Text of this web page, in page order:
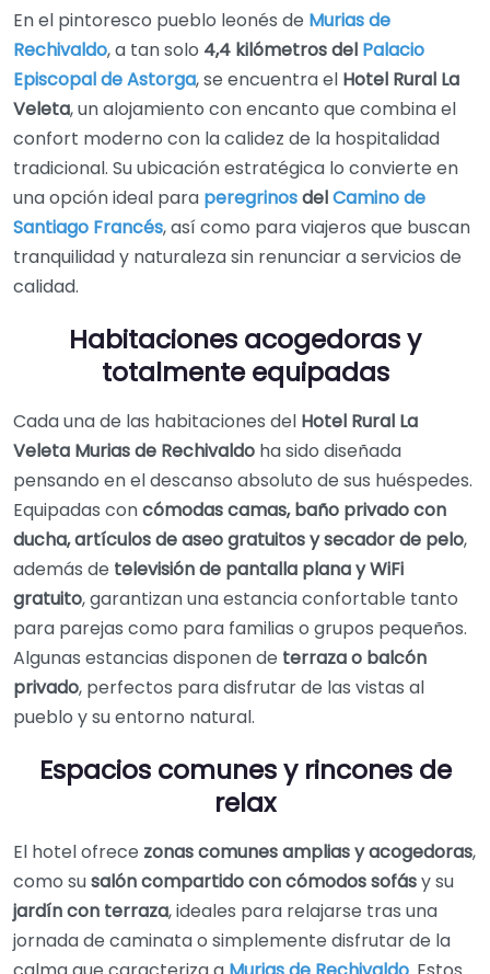
En el pintoresco pueblo leonés de Murias de
Rechivaldo, a tan solo 4,4 kilómetros del Palacio
Episcopal de Astorga, se encuentra el Hotel Rural La
Veleta, un alojamiento con encanto que combina el
confort moderno con la calidez de la hospitalidad
tradicional. Su ubicación estratégica lo convierte en
una opción ideal para peregrinosdelCamino de
Santiago Francés, así como para viajeros que buscan
tranquilidad y naturaleza sin renunciar a servicios de
calidad.
Habitaciones acogedoras y
totalmente equipadas
Cada una de las habitaciones del Hotel Rural La
Veleta Murias de Rechivaldo ha sido diseñada
pensando en el descanso absoluto de sus huéspedes.
Equipadas concómodas camas, baño privado con
ducha, artículos de aseo gratuitos y secador de pelo,
además de televisión de pantalla plana y WiFi
gratuito, garantizan una estancia confortable tanto
para parejas como para familias o grupos pequeños.
Algunas estancias disponen de terraza o balcón
privado, perfectos para disfrutar de las vistas al
pueblo y su entorno natural.
Espacios comunes y rincones de
relax
El hotel ofrece zonas comunes amplias y acogedoras,
como susalón compartido con cómodos sofásy su
jardín con terraza, ideales para relajarse tras una
jornada de caminata o simplemente disfrutar de la